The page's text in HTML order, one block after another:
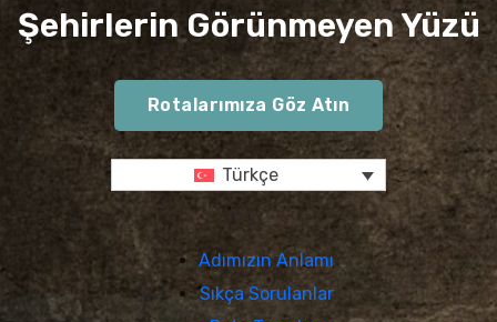
Şehirlerin Görünmeyen Yüzü
Rotalarımıza Göz Atın
Türkçe
Adımızın Anlamı
Sıkça Sorulanlar